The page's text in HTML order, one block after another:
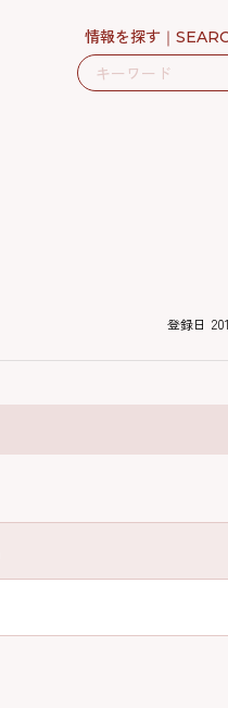
情報を探す
登録日